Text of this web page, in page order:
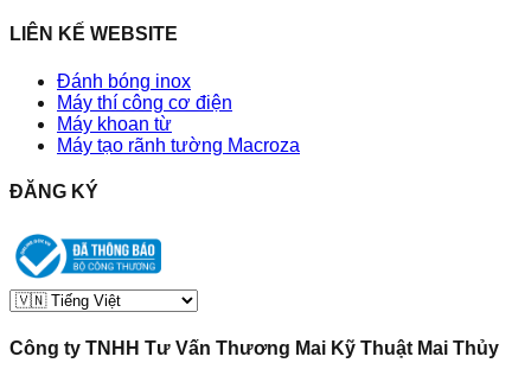
LIÊN KẾ WEBSITE
Đánh bóng inox
Máy thí công cơ điện
Máy khoan từ
Máy tạo rãnh tường Macroza
ĐĂNG KÝ
Công ty TNHH Tư Vấn Thương Mai Kỹ Thuật Mai Thủy